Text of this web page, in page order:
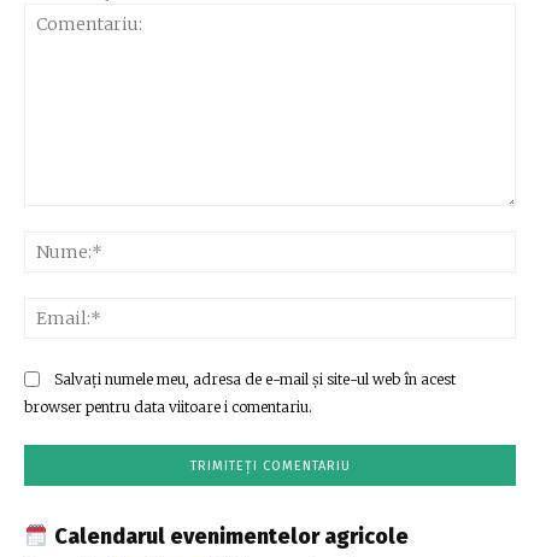
Salvați numele meu, adresa de e-mail și site-ul web în acest
browser pentru data viitoare i comentariu.
Calendarul evenimentelor agricole